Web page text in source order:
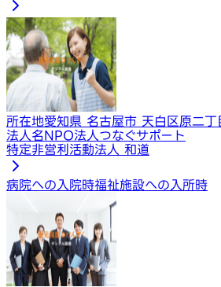
所在地愛知県 名古屋市 天白区原二
法人名NPO法人つなぐサポート
特定非営利活動法人 和道
病院への入院時福祉施設への入所時